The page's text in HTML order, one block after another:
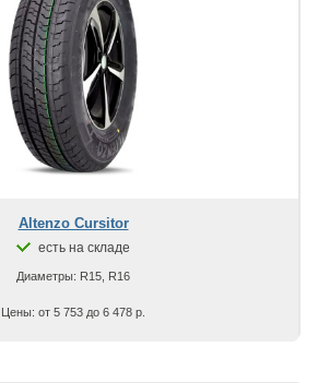
Altenzo Cursitor
есть на складе
Диаметры: R15, R16
Цены: от 5 753 до 6 478 р.